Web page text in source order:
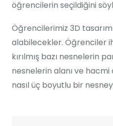
öğrencilerin seçildiğini
Öğrencilerimiz 3D
alabilecekler. Öğrenciler
kırılmış bazı nesnelerin
nesnelerin alanı ve
nasıl üç boyutlu bir